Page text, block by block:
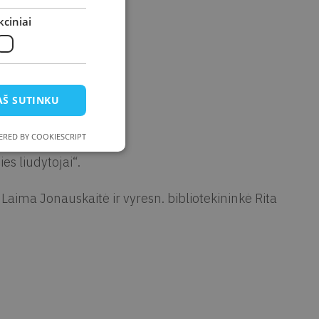
liudytojai“.
Jonauskaitė ir vyresn. bibliotekininkė Rita
SUTINKU
BY COOKIESCRIPT